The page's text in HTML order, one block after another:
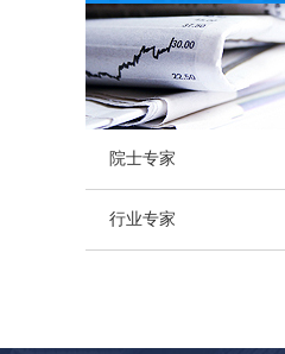
院士专家
行业专家